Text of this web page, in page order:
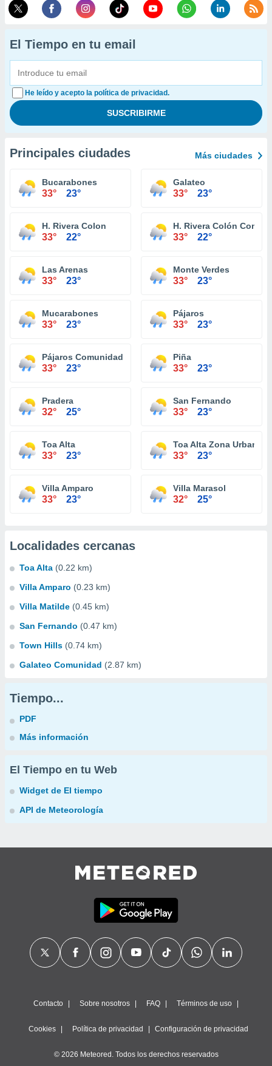
El Tiempo en tu email
He leído y acepto la política de privacidad.
Principales ciudades Más ciudades
Bucarabones
33° 23°
Galateo
33° 23°
H. Rivera Colon
33° 22°
H. Rivera Colón
33° 22°
Las Arenas
33° 23°
Monte Verdes
33° 23°
Mucarabones
33° 23°
Pájaros
33° 23°
Pájaros Comunidad
33° 23°
Piña
33° 23°
Pradera
32° 25°
San Fernando
33° 23°
Toa Alta
33° 23°
Toa Alta Zona Urbana
33° 23°
Villa Amparo
33° 23°
Villa Marasol
32° 25°
Localidades cercanas
Toa Alta (0.22 km)
Villa Amparo (0.23 km)
Villa Matilde (0.45 km)
San Fernando (0.47 km)
Town Hills (0.74 km)
Galateo Comunidad (2.87 km)
Tiempo...
PDF
Más información
El Tiempo en tu Web
Widget de El tiempo
API de Meteorología
Contacto Sobre nosotros FAQ Términos de uso
Cookies Política de privacidad Configuración de privacidad
© 2026 Meteored. Todos los derechos reservados